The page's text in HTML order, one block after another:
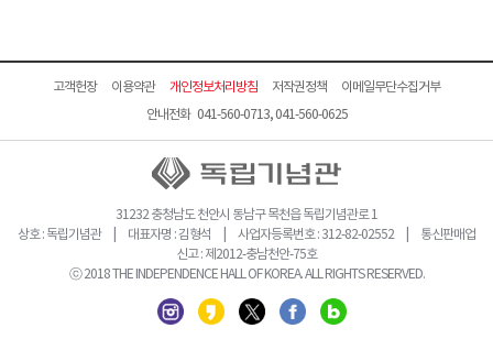
고객헌장 이용약관 개인정보처리방침 저작권정책
이메일무단수집거부
안내전화 041-560-0713, 041-560-0625
31232 충청남도 천안시 동남구 목천읍 독립기념관로 1
상호 : 독립기념관 | 대표자명 : 김형석 | 사업자등록번호 : 312-82-02552 | 통신판매업
신고 : 제2012-충남천안-75호
ⓒ 2018 THE INDEPENDENCE HALL OF KOREA. ALL RIGHTS RESERVED.